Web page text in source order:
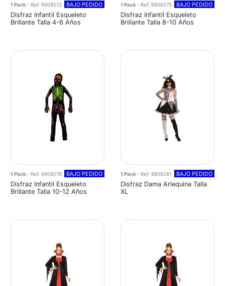
1 Pack - Ref: 9908273 BAJO PEDIDO
Disfraz Infantil Esqueleto
Brillante Talla 4-6 Años
1 Pack - Ref: 9908275 BAJO PEDIDO
Disfraz Infantil Esqueleto
Brillante Talla 8-10 Años
1 Pack - Ref: 9908276 BAJO PEDIDO
Disfraz Infantil Esqueleto
Brillante Talla 10-12 Años
1 Pack - Ref: 9908281 BAJO PEDIDO
Disfraz Dama Arlequina Talla
XL